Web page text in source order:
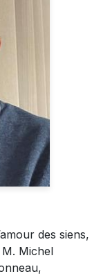
des siens,
M. Michel